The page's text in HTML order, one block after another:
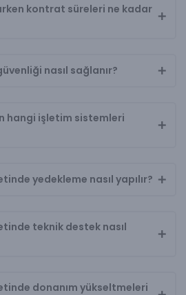
kontrat süreleri ne kadar
nasıl sağlanır?
hangi işletim sistemleri
yedekleme nasıl yapılır?
teknik destek nasıl
donanım yükseltmeleri